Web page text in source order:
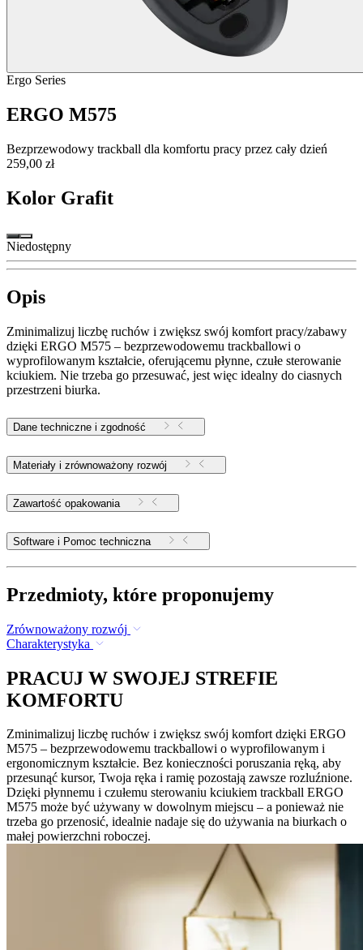
Ergo Series
ERGO M575
Bezprzewodowy trackball dla komfortu pracy przez cały dzień
259,00 zł
Kolor Grafit
Niedostępny
Opis
Zminimalizuj liczbę ruchów i zwiększ swój komfort pracy/zabawy
dzięki ERGO M575 – bezprzewodowemu trackballowi o
wyprofilowanym kształcie, oferującemu płynne, czułe sterowanie
kciukiem. Nie trzeba go przesuwać, jest więc idealny do ciasnych
przestrzeni biurka.
Dane techniczne i zgodność
Materiały i zrównoważony rozwój
Zawartość opakowania
Software i Pomoc techniczna
Przedmioty, które proponujemy
Zrównoważony rozwój
Charakterystyka
PRACUJ W SWOJEJ STREFIE
KOMFORTU
Zminimalizuj liczbę ruchów i zwiększ swój komfort dzięki ERGO
M575 – bezprzewodowemu trackballowi o wyprofilowanym i
ergonomicznym kształcie. Bez konieczności poruszania ręką, aby
przesunąć kursor, Twoja ręka i ramię pozostają zawsze rozluźnione.
Dzięki płynnemu i czułemu sterowaniu kciukiem trackball ERGO
M575 może być używany w dowolnym miejscu – a ponieważ nie
trzeba go przenosić, idealnie nadaje się do używania na biurkach o
małej powierzchni roboczej.